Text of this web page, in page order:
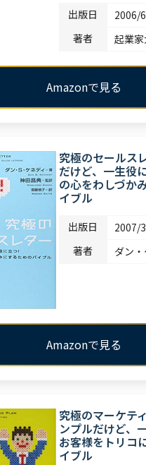
出版日
2006/6
著者
起業
Amazonで見る
究極のセールス
だけど、一生役
の心をわしづか
イブル
出版日
2007/
著者
ダン・
Amazonで見る
究極のマーケテ
ンプルだけど、
お客様をトリコ
イブル